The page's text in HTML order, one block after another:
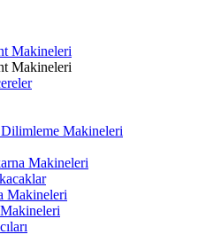
Makineleri
Makineleri
Dilimleme Makineleri
Makineleri
Makineleri